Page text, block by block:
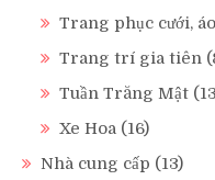
Trang phục cưới,
Trang trí gia tiên
Tuần Trăng Mật
Xe Hoa (16)
Nhà cung cấp (13)